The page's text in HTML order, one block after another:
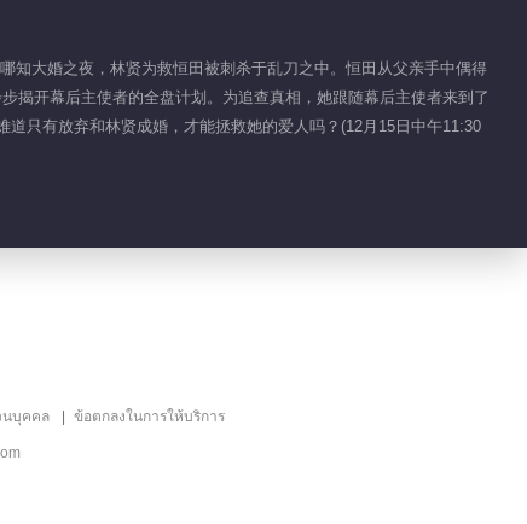
00:29
เน้น EP 7 No.4 ย้อน
กลับไปในวันแต่งงาน
大婚之夜，林贤为救恒田被刺杀于乱刀之中。恒田从父亲手中偶得
揭开幕后主使者的全盘计划。为追查真相，她跟随幕后主使者来到了
只有放弃和林贤成婚，才能拯救她的爱人吗？(12月15日中午11:30
นบุคคล ข้อตกลงในการให้บริการ